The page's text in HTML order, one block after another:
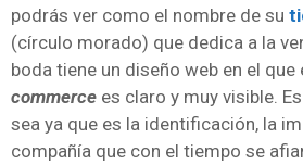
podrás ver como el nombre de su
(círculo morado) que dedica a la
boda tiene un diseño web en el que
commerce es claro y muy visible.
sea ya que es la identificación, la
compañía que con el tiempo se